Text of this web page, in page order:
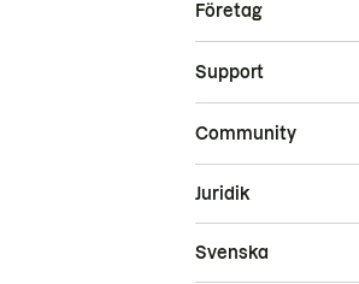
Företag
Support
Community
Juridik
Svenska